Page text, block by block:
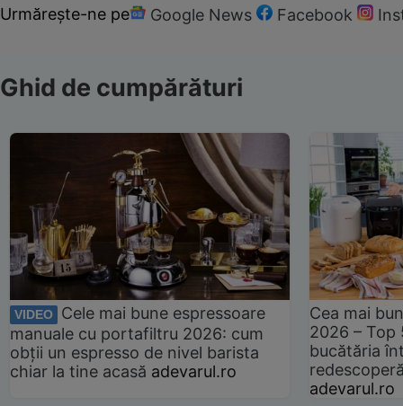
Urmărește-ne pe Google News Facebook
Ghid de cumpărături
VIDEO
Cele mai bune espressoare
manuale cu portafiltru 2026: cum
obții un espresso de nivel barista
chiar la tine acasă adevarul.ro
Cea mai
2026 –
bucătăria
adevarul.ro